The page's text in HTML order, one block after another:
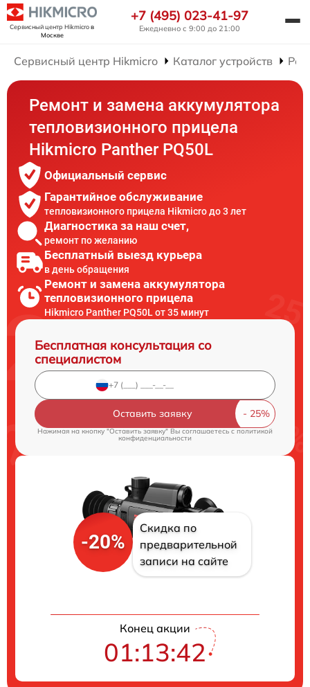
Сервисный центр Hikmicroв
Москве
+7 (495) 023-41-97
Ежедневно с 9:00 до 21:00
Сервисный центр Hikmicro Каталог устройств
Ремонт и замена аккумулятора
тепловизионного прицела
Hikmicro Panther PQ50L
Официальный сервис
Гарантийное обслуживание
тепловизионного прицела Hikmicro до 3 лет
Диагностика за наш счет,
ремонт по желанию
Бесплатный выезд курьера
в день обращения
Ремонт и замена аккумулятора
тепловизионного прицела
Hikmicro Panther PQ50L от 35 минут
Бесплатная консультация со
специалистом
Оставить заявку
Нажимая на кнопку "Оставить заявку" Вы соглашаетесь cполитикой
конфиденциальности
-20%
Скидка по
предварительной
записи на сайте
Конец акции
01:13:41